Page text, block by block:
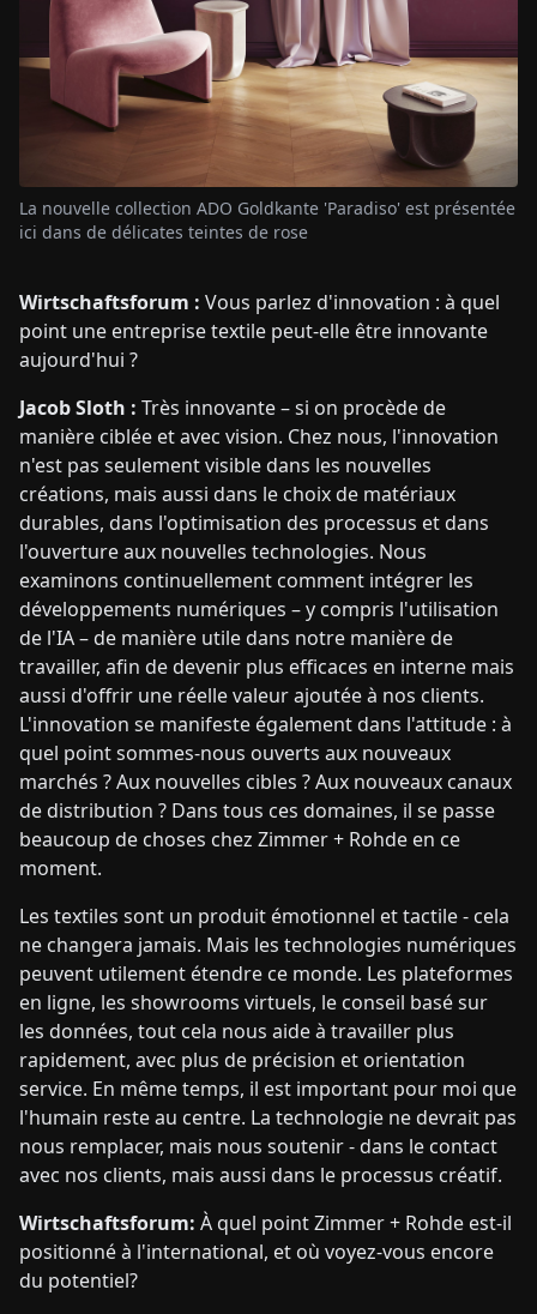
Wirtschaftsforum : Vous parlez d'innovation : à quel
point une entreprise textile peut-elle être innovante
aujourd'hui ?
Jacob Sloth : Très innovante – si on procède de
manière ciblée et avec vision. Chez nous, l'innovation
n'est pas seulement visible dans les nouvelles
créations, mais aussi dans le choix de matériaux
durables, dans l'optimisation des processus et dans
l'ouverture aux nouvelles technologies. Nous
examinons continuellement comment intégrer les
développements numériques – y compris l'utilisation
de l'IA – de manière utile dans notre manière de
travailler, afin de devenir plus efficaces en interne mais
aussi d'offrir une réelle valeur ajoutée à nos clients.
L'innovation se manifeste également dans l'attitude : à
quel point sommes-nous ouverts aux nouveaux
marchés ? Aux nouvelles cibles ? Aux nouveaux canaux
de distribution ? Dans tous ces domaines, il se passe
beaucoup de choses chez Zimmer + Rohde en ce
moment.
La nouvelle collection ADO Goldkante 'Paradiso' est présentée
ici dans de délicates teintes de rose
Les textiles sont un produit émotionnel et tactile - cela
ne changera jamais. Mais les technologies numériques
peuvent utilement étendre ce monde. Les plateformes
en ligne, les showrooms virtuels, le conseil basé sur
les données, tout cela nous aide à travailler plus
rapidement, avec plus de précision et orientation
service. En même temps, il est important pour moi que
l'humain reste au centre. La technologie ne devrait pas
nous remplacer, mais nous soutenir - dans le contact
avec nos clients, mais aussi dans le processus créatif.
Wirtschaftsforum: À quel point Zimmer + Rohde est-il
positionné à l'international, et où voyez-vous encore
du potentiel?